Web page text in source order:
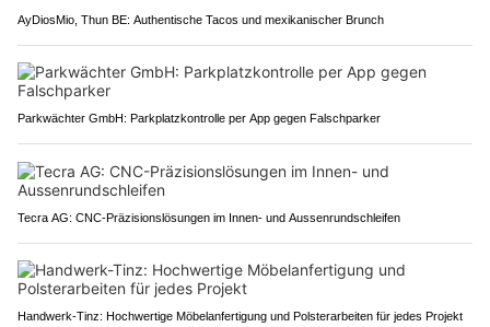
AyDiosMio, Thun BE: Authentische Tacos und mexikanischer Brunch
Parkwächter GmbH: Parkplatzkontrolle per App gegen Falschparker
Tecra AG: CNC-Präzisionslösungen im Innen- und Aussenrundschleifen
Handwerk-Tinz: Hochwertige Möbelanfertigung und Polsterarbeiten für jedes Projekt